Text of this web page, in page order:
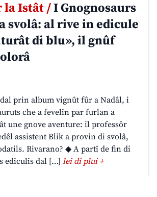
la Istât /I Gnognosaurs
svolâ: al rive in edicule
di blu», il gnûf
dal prin album vignût fûr a Nadâl, i
che a fevelin par furlan a
une gnove aventure: il professôr
assistent Blik a provin di svolâ,
Rivarano? ◆ A partî de fin di
ediculis dal […] lei di plui +